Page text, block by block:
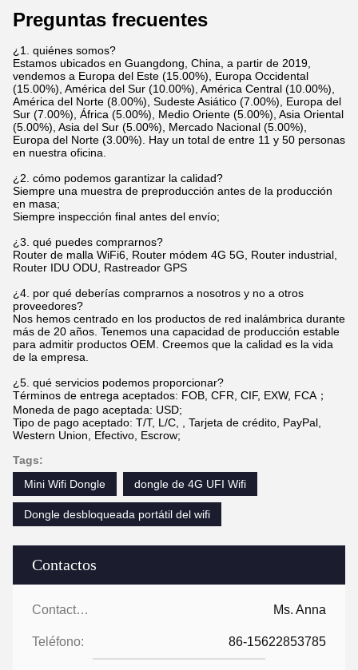
Contactos
Contactos: Ms. Anna
Teléfono: 86-15622853785
Preguntas frecuentes
¿1. quiénes somos?
Estamos ubicados en Guangdong, China, a partir de 2019,
vendemos a Europa del Este (15.00%), Europa Occidental
(15.00%), América del Sur (10.00%), América Central (10.00%),
América del Norte (8.00%), Sudeste Asiático (7.00%), Europa del
Sur (7.00%), África (5.00%), Medio Oriente (5.00%), Asia Oriental
(5.00%), Asia del Sur (5.00%), Mercado Nacional (5.00%),
Europa del Norte (3.00%). Hay un total de entre 11 y 50 personas
en nuestra oficina.
¿2. cómo podemos garantizar la calidad?
Siempre una muestra de preproducción antes de la producción
en masa;
Siempre inspección final antes del envío;
¿3. qué puedes comprarnos?
Router de malla WiFi6, Router módem 4G 5G, Router industrial,
Router IDU ODU, Rastreador GPS
¿4. por qué deberías comprarnos a nosotros y no a otros
proveedores?
Nos hemos centrado en los productos de red inalámbrica durante
más de 20 años. Tenemos una capacidad de producción estable
para admitir productos OEM. Creemos que la calidad es la vida
de la empresa.
¿5. qué servicios podemos proporcionar?
Términos de entrega aceptados: FOB, CFR, CIF, EXW, FCA；
Moneda de pago aceptada: USD;
Tipo de pago aceptado: T/T, L/C, , Tarjeta de crédito, PayPal,
Western Union, Efectivo, Escrow;
Tags:
Mini Wifi Dongle
dongle de 4G UFI Wifi
Dongle desbloqueada portátil del wifi